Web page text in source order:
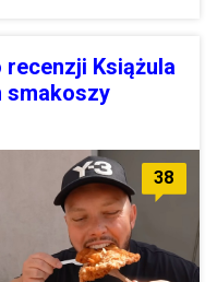
recenzji Książula
smakoszy
38